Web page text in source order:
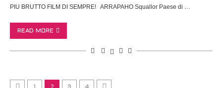
PIU BRUTTO FILM DI SEMPRE! ARRAPAHO Squallor Paese di …
READ MORE